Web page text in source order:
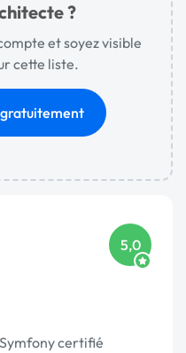
?
et soyez visible
cette liste.
5,0
certifié